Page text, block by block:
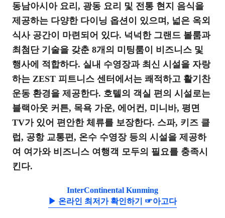
동남아시아 요리, 광동 요리 및 전통 현지 음식을
제공하는 다양한 다이닝 옵션이 있으며, 넓은 옥외
식사 공간이 마련되어 있다. 넉넉한 그랜드 볼룸과
최첨단 기술을 갖춘 8개의 미팅룸이 비즈니스 및
행사에 적합하다. 실내 수영장과 최신 시설을 자랑
하는 ZEST 피트니스 센터에서는 쾌적하고 활기찬
운동 환경을 제공한다. 호텔의 객실 편의 시설로는
블랙아웃 커튼, 목욕 가운, 에어컨, 미니바, 평면
TV가 있어 편안한 체류를 보장한다. 스파, 키즈 클
럽, 공항 교통편, 온수 수영장 등의 시설을 제공하
여 여가와 비즈니스 여행객 모두의 필요를 충족시
킨다.
InterContinental Kunming
▶ 온라인 최저가 확인하기 ☞아고다